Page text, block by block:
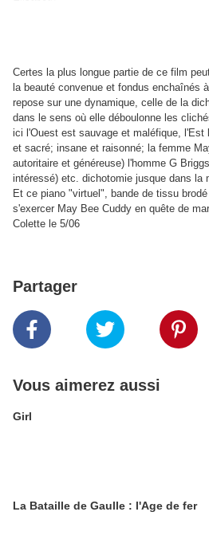
Certes la plus longue partie de ce film
la beauté convenue et fondus enchaînés
repose sur une dynamique, celle de la
dans le sens où elle déboulonne les
ici l'Ouest est sauvage et maléfique, l'Est
et sacré; insane et raisonné; la femme
autoritaire et généreuse) l'homme G
intéressé) etc. dichotomie jusque dans la
Et ce piano "virtuel", bande de tissu
s'exercer May Bee Cuddy en quête de
Colette le 5/06
Partager
Vous aimerez aussi
Girl
La Bataille de Gaulle : l'Age de fer